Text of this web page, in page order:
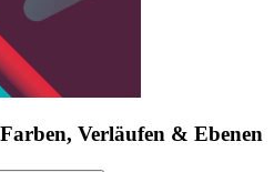
Verläufen & Ebenen